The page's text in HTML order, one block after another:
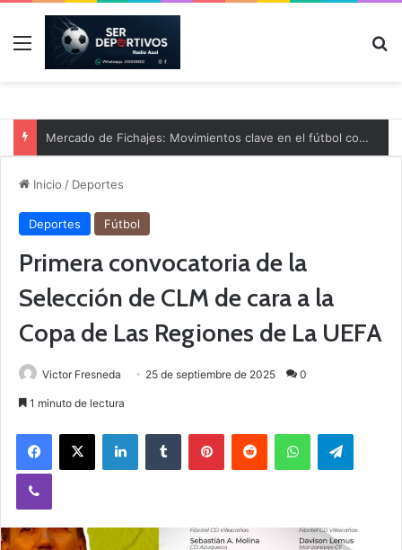
Menú
Mercado de Fichajes: Movimientos clave en el fútbol comarcal
Inicio / Deportes
Deportes Fútbol
Primera convocatoria de la
Selección de CLM de cara a la
Copa de Las Regiones de La UEFA
Victor Fresneda 25 de septiembre de 2025 0
1 minuto de lectura